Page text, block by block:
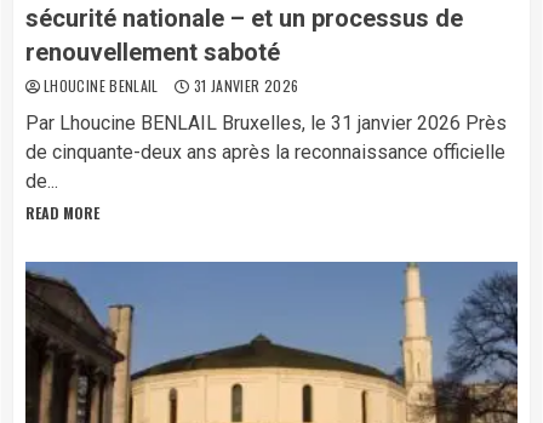
sécurité nationale – et un processus de
renouvellement saboté
LHOUCINE BENLAIL 31 JANVIER 2026
Par Lhoucine BENLAIL Bruxelles, le 31 janvier 2026 Près
de cinquante-deux ans après la reconnaissance officielle
de...
READ MORE